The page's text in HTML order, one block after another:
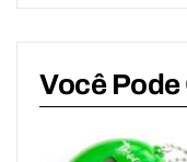
Você Pode